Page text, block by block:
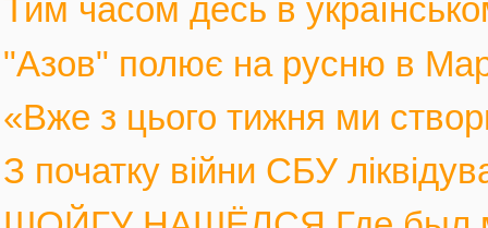
Тим часом десь в
"Азов" полює на русню в
«Вже з цього тижня ми
З початку війни СБУ